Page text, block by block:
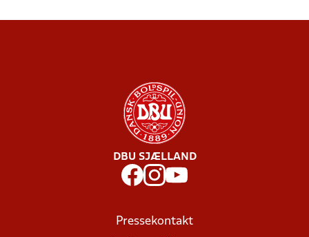
DBU SJÆLLAND
Pressekontakt